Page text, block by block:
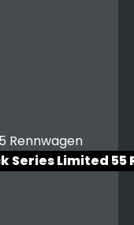
Series Limited